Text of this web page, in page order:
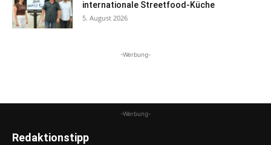
internationale Streetfood-Küche
5. August 2026
-Werbung-
-Werbung-
Redaktionstipp